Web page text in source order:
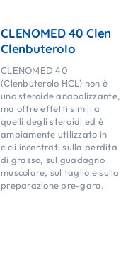
CLENOMED 40 Clen
Clenbuterolo
CLENOMED 40
(Clenbuterolo HCL) non è
uno steroide anabolizzante,
ma offre effetti simili a
quelli degli steroidi ed è
ampiamente utilizzato in
cicli incentrati sulla perdita
di grasso, sul guadagno
muscolare, sul taglio e sulla
preparazione pre-gara.